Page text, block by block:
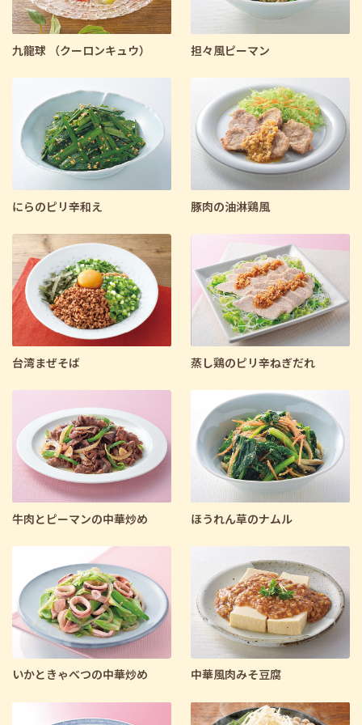
九龍球 （クーロンキュウ） 担々風ピーマン
にらのピリ辛和え 豚肉の油淋鶏風
台湾まぜそば 蒸し鶏のピリ辛ねぎだれ
牛肉とピーマンの中華炒め ほうれん草のナムル
いかときゃべつの中華炒め 中華風肉みそ豆腐